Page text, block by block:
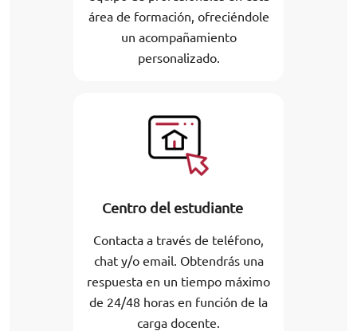
área de formación, ofreciéndole
un acompañamiento
personalizado.
Centro del estudiante
Contacta a través de teléfono,
chat y/o email. Obtendrás una
respuesta en un tiempo máximo
de 24/48 horas en función de la
carga docente.